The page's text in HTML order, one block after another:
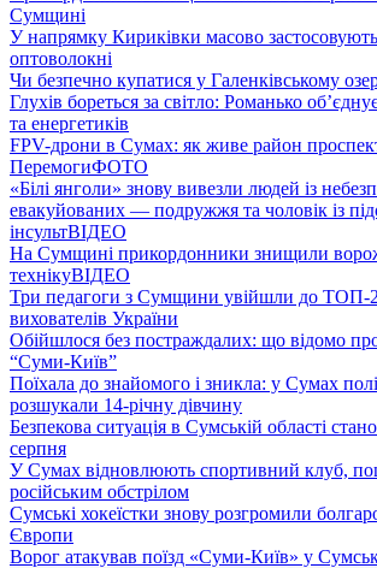
Сумщині
У напрямку Кириківки масово
оптоволокні
Чи безпечно купатися у Галенківському
Глухів бореться за світло: Романько
та енергетиків
FPV-дрони в Сумах: як живе район
ПеремогиФОТО
«Білі янголи» знову вивезли людей із
евакуйованих — подружжя та чоловік із
інсультВІДЕО
На Сумщині прикордонники знищили
технікуВІДЕО
Три педагоги з Сумщини увійшли до ТОП-
вихователів України
Обійшлося без постраждалих: що відомо
“Суми-Київ”
Поїхала до знайомого і зникла: у Сумах
розшукали 14-річну дівчину
Безпекова ситуація в Сумській області
серпня
У Сумах відновлюють спортивний клуб,
російським обстрілом
Сумські хокеїстки знову розгромили
Європи
Ворог атакував поїзд «Суми-Київ» у